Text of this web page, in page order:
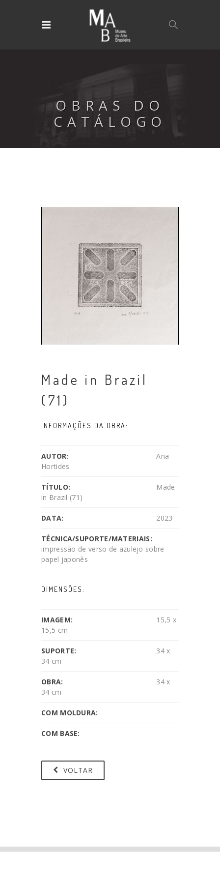
OBRAS DO
CATÁLOGO
Made in Brazil
(71)
INFORMAÇÕES DA OBRA:
AUTOR:
Ana
Hortides
TÍTULO:
Made
in Brazil (71)
DATA: 2023
TÉCNICA/SUPORTE/MATERIAIS:
impressão de verso de azulejo sobre
papel japonês
DIMENSÕES:
IMAGEM:
15,5 x
15,5 cm
SUPORTE:
34 x
34 cm
OBRA:
34 x
34 cm
COM MOLDURA:
COM BASE:
VOLTAR